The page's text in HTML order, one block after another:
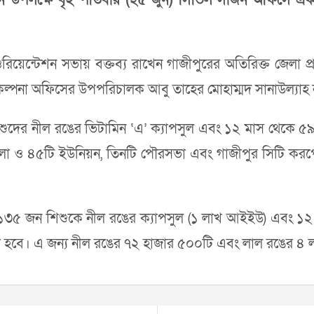
সভায় বক্তব্য রাখেন গাজীপুরের অতিরিক্ত জেলা
অফিসের উপপরিচালক আবু তাহের মোহাম্মদ সানাউল্যাহ
নীল রঙের ভিটামিন ‘এ’ ক্যাপসুল এবং ১২ মাস থেকে
ও ৪৫টি ইউনিয়ন, তিনটি পৌরসভা এবং গাজীপুর সিটি
১৩৫ জন শিশুকে নীল রঙের ক্যাপসুল (১ লাখ আইইউ) এবং
এ জন্য নীল রঙের ৭২ হাজার ৫০০টি এবং লাল রঙের ৪